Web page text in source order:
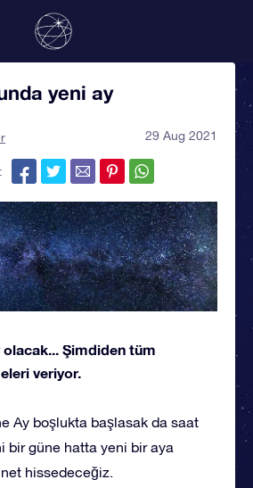
yeni ay
29 Aug 2021
olacak... Şimdiden tüm
veriyor.
Ay boşlukta başlasak da saat
bir güne hatta yeni bir aya
net hissedeceğiz.